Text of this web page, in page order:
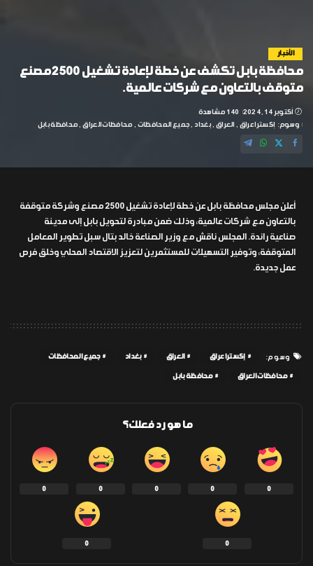
الأخبار
محافظة بابل تكشف عن خطة لإعادة تشغيل 2500 مصنع
متوقف بالتعاون مع شركات عالمية.
أكتوبر 14, 2024
140 مشاهدة
وسوم: إكسترا عراق العراق بغداد جميع المحافظات محافظات العراق محافظة بابل
أعلن مجلس محافظة بابل عن خطة لإعادة تشغيل 2500 مصنع وشركة متوقفة
بالتعاون مع شركات عالمية، وذلك ضمن مبادرة لتحويل بابل إلى مدينة
صناعية رائدة. المجلس ناقش مع وزير الصناعة خالد بتال سبل تطوير المعامل
المتوقفة، وتوفير التسهيلات للمستثمرين لتعزيز الاقتصاد المحلي وخلق فرص
عمل جديدة.
وسوم: إكسترا عراق العراق بغداد جميع المحافظات
محافظات العراق محافظة بابل
ما هو رد فعلك؟
0
0
0
0
0
0
0